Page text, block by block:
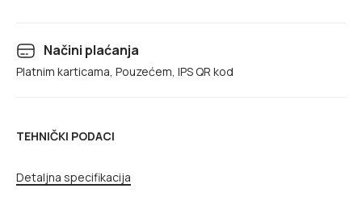
Načini plaćanja
Platnim karticama, Pouzećem, IPS QR kod
TEHNIČKI PODACI
Detaljna specifikacija